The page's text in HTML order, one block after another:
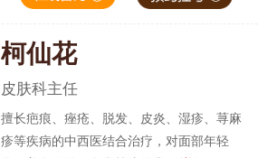
柯仙花
皮肤科主任
擅长疤痕、痤疮、脱发、皮炎、湿疹、荨麻
疹等疾病的中西医结合治疗，对面部年轻